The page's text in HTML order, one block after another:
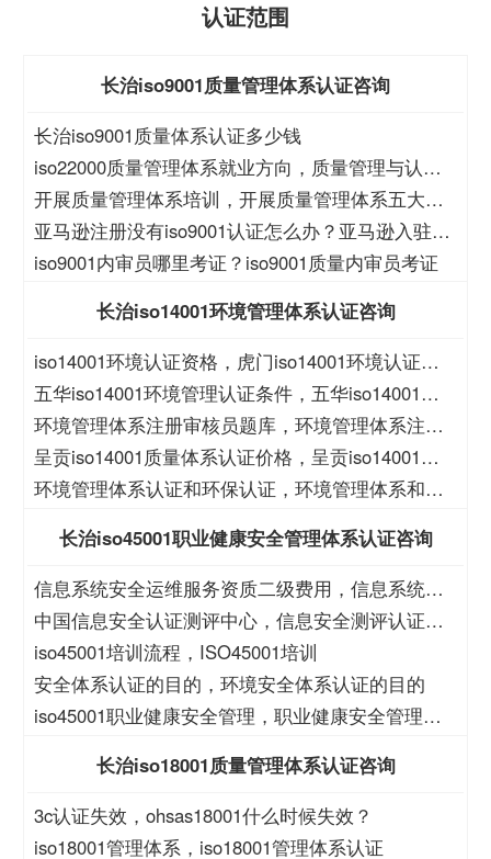
认证范围
长治iso9001质量管理体系认证咨询
长治iso9001质量体系认证多少钱
iso22000质量管理体系就业方向，质量管理与认证
就业方向
开展质量管理体系培训，开展质量管理体系五大过
程培训
亚马逊注册没有iso9001认证怎么办？亚马逊入驻没
有iso9001怎么办？
iso9001内审员哪里考证？iso9001质量内审员考证
长治iso14001环境管理体系认证咨询
iso14001环境认证资格，虎门iso14001环境认证资
格
五华iso14001环境管理认证条件，五华iso14001环
境管理认证价格
环境管理体系注册审核员题库，环境管理体系注册
审核员考试题库
呈贡iso14001质量体系认证价格，呈贡iso14001质
量体系认证
环境管理体系认证和环保认证，环境管理体系和环
长治iso45001职业健康安全管理体系认证咨询
信息系统安全运维服务资质二级费用，信息系统安
全运维服务资质二级
中国信息安全认证测评中心，信息安全测评认证中
心
iso45001培训流程，ISO45001培训
安全体系认证的目的，环境安全体系认证的目的
iso45001职业健康安全管理，职业健康安全管理
长治iso18001质量管理体系认证咨询
3c认证失效，ohsas18001什么时候失效？
iso18001管理体系，iso18001管理体系认证